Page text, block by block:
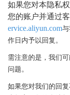
如果您对本隐私
您的账户并通过
ervice.aliyun.com与
作日内予以回复。
需注意的是，我们
问题。
如果您对我们的回